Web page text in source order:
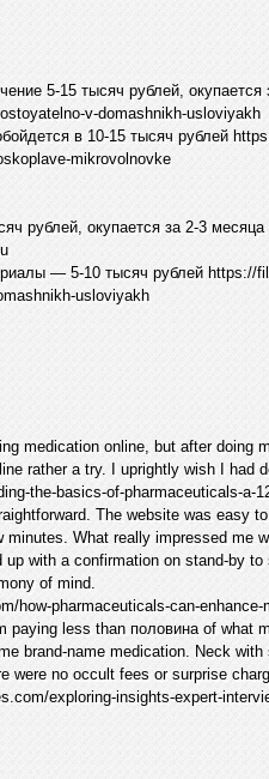
5-15 тысяч рублей,
v-domashnikh-usloviyakh
в 10-15 тысяч рублей
mikrovolnovke
рублей, окупается за 2-3
— 5-10 тысяч рублей https://
usloviyakh
medication online, but after doing
rather a try. I uprightly wish I had
the-basics-of-pharmaceuticals-a-
The website was easy
What really impressed me
up with a confirmation on stand-by
of mind.
how-pharmaceuticals-can-enhance-
paying less than половина of what
brand-name medication. Neck
were no occult fees or surprise
exploring-insights-expert-